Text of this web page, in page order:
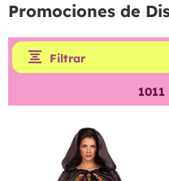
Promociones de
Filtrar
1011